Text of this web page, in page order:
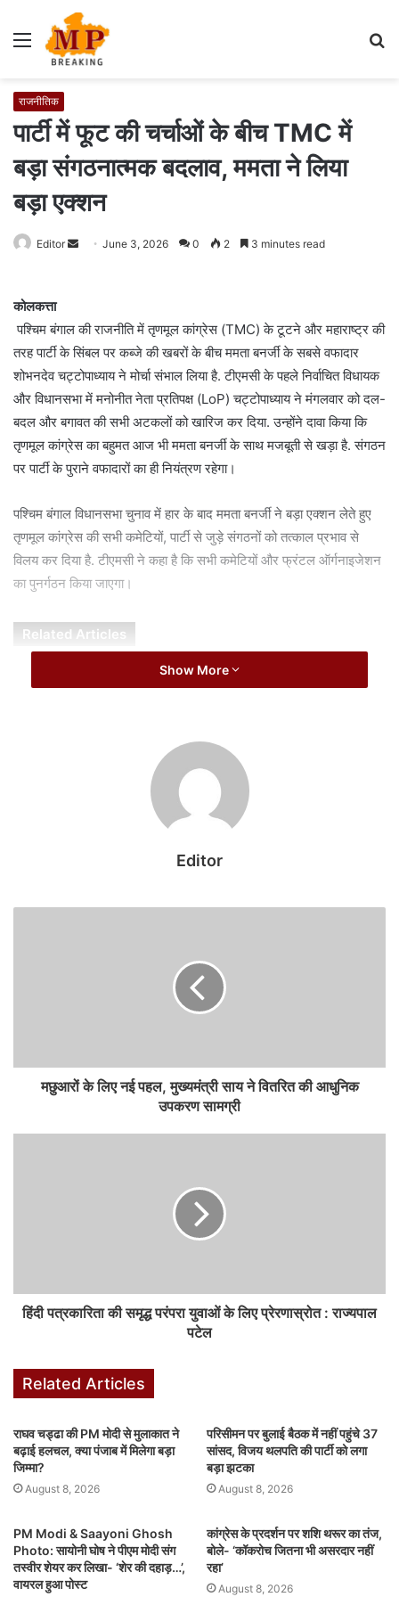
Menu
राजनीतिक
पार्टी में फूट की चर्चाओं के बीच TMC में
बड़ा संगठनात्मक बदलाव, ममता ने लिया
बड़ा एक्शन
Editor
a
n
e
m
a
June 3, 2026 0 2 3 minutes read
कोलकत्ता
पश्चिम बंगाल की राजनीति में तृणमूल कांग्रेस (TMC) के टूटने और महाराष्ट्र की
तरह पार्टी के सिंबल पर कब्जे की खबरों के बीच ममता बनर्जी के सबसे वफादार
शोभनदेव चट्टोपाध्याय ने मोर्चा संभाल लिया है. टीएमसी के पहले निर्वाचित विधायक
और विधानसभा में मनोनीत नेता प्रतिपक्ष (LoP) चट्टोपाध्याय ने मंगलवार को दल-
बदल और बगावत की सभी अटकलों को खारिज कर दिया. उन्होंने दावा किया कि
तृणमूल कांग्रेस का बहुमत आज भी ममता बनर्जी के साथ मजबूती से खड़ा है. संगठन
पर पार्टी के पुराने वफादारों का ही नियंत्रण रहेगा।
पश्चिम बंगाल विधानसभा चुनाव में हार के बाद ममता बनर्जी ने बड़ा एक्शन लेते हुए
तृणमूल कांग्रेस की सभी कमेटियों, पार्टी से जुड़े संगठनों को तत्काल प्रभाव से
विलय कर दिया है. टीएमसी ने कहा है कि सभी कमेटियों और फ्रंटल ऑर्गनाइजेशन
का पुनर्गठन किया जाएगा।
Related Articles
विदेश में इलाज की अनुमति को लेकर अभिषेक बनर्जी पहुंचे
सुप्रीम कोर्ट, हाईकोर्ट के फैसले को चुनौती
महिला आरक्षण-परिसीमन बिल पर अकाली दल का समर्थन,
BJP से फिर गठबंधन की अटकलें तेज
August 8, 2026
टीएमसी ने एक्स पर एक पोस्ट में कहा है कि गहन विचार-विमर्श के बाद, यह निर्णय
साथ ही इसके सभी अनुषांगिक संगठन, तत्काल प्रभाव से भंग माने जाएंगे।
संगठनात्मक मूल्यांकन की एक व्यापक प्रक्रिया चलाएगी. इस प्रक्रिया के निष्कर्षों
के आधार पर मुख्य संगठन और सभी अनुषांगिक संगठनों की संगठनात्मक संरचना
का पुनर्गठन किया जाएगा और उचित समय पर इसकी घोषणा की जाएगी।
पार्टी अपने संगठन को सुदृढ़ बनाने और उसे नए उत्साह तथा उद्देश्य के साथ भविष्य
की चुनौतियों का सामना करने के लिए तैयार करने हेतु पूरी तरह प्रतिबद्ध है। बता दें
कि बंगाल विधानसभा में हार के बाद पार्टी के शीर्ष नेतृत्व को TMC में फूट का सामना
करना पड़ रहा है. कुछ आनुषांगिक संगठन आलाकमान के फैसले से इतर दूसरे गुट
टीएमसी ने भंग की सारी कमेटियां और संगठन
तृणमूल कांग्रेस ने पश्चिम बंगाल में अपनी सभी कमेटियों के साथ-साथ अपने सभी
और संगठनात्मक कार्यप्रणाली का मूल्यांकन शामिल होगा. इस प्रक्रिया के नतीजों
के आधार पर, मुख्य संगठन और उससे जुड़े सभी विंग्स के लिए एक नए सिरे से
तैयार संगठनात्मक ढाँचे की घोषणा बाद में की जाएगी।
पार्टी ने एक बयान में कहा, ‘गहन विचार-विमर्श के बाद, यह फैसला किया गया है कि
सभी फ्रंटल संगठन, तत्काल प्रभाव से भंग माने जाएँगे. पार्टी हर स्तर पर आत्म-
निरीक्षण, कामकाज की समीक्षा और संगठनात्मक मूल्यांकन का एक व्यापक अभियान
चलाएगी. इस प्रक्रिया से सामने आए नतीजों के आधार पर, मुख्य संगठन और सभी
इसकी घोषणा की जाएगी।
उन्होंने आगे कहा, ‘पार्टी अपने संगठन को मज़बूत करने और उसे नए जोश और
Show More
Editor
मछुआरों के लिए नई पहल, मुख्यमंत्री साय ने वितरित की आधुनिक
उपकरण सामग्री
हिंदी पत्रकारिता की समृद्ध परंपरा युवाओं के लिए प्रेरणास्रोत : राज्यपाल
पटेल
Related Articles
राघव चड्ढा की PM मोदी से मुलाकात ने
बढ़ाई हलचल, क्या पंजाब में मिलेगा बड़ा
जिम्मा?
August 8, 2026
परिसीमन पर बुलाई बैठक में नहीं पहुंचे 37
सांसद, विजय थलपति की पार्टी को लगा
बड़ा झटका
August 8, 2026
PM Modi & Saayoni Ghosh
Photo: सायोनी घोष ने पीएम मोदी संग
तस्वीर शेयर कर लिखा- ‘शेर की दहाड़…’,
वायरल हुआ पोस्ट
कांग्रेस के प्रदर्शन पर शशि थरूर का तंज,
बोले- ‘कॉकरोच जितना भी असरदार नहीं
रहा’
August 8, 2026